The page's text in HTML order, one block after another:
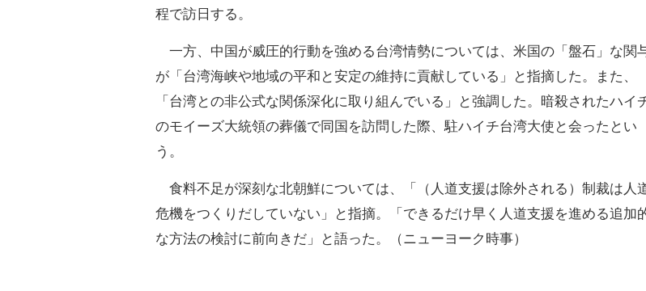
程で訪日する。
一方、中国が威圧的行動を強める台湾情勢については、米国の「盤石」な関
が「台湾海峡や地域の平和と安定の維持に貢献している」と指摘した。また、
「台湾との非公式な関係深化に取り組んでいる」と強調した。暗殺されたハイ
のモイーズ大統領の葬儀で同国を訪問した際、駐ハイチ台湾大使と会ったとい
う。
食料不足が深刻な北朝鮮については、「（人道支援は除外される）制裁は人
危機をつくりだしていない」と指摘。「できるだけ早く人道支援を進める追加
な方法の検討に前向きだ」と語った。（ニューヨーク時事）